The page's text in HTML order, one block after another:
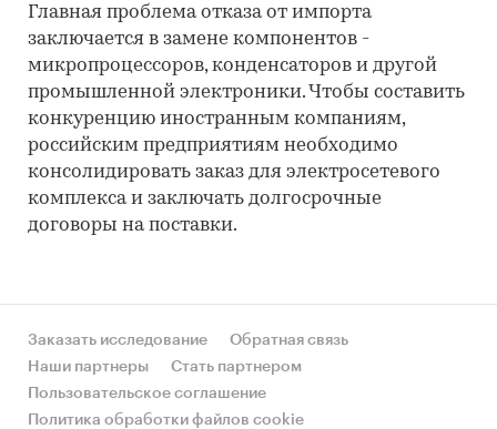
Главная проблема отказа от импорта
заключается в замене компонентов -
микропроцессоров, конденсаторов и другой
промышленной электроники. Чтобы составить
конкуренцию иностранным компаниям,
российским предприятиям необходимо
консолидировать заказ для электросетевого
комплекса и заключать долгосрочные
договоры на поставки.
Заказать исследование
Обратная связь
Наши партнеры
Стать партнером
Пользовательское соглашение
Политика обработки файлов cookie